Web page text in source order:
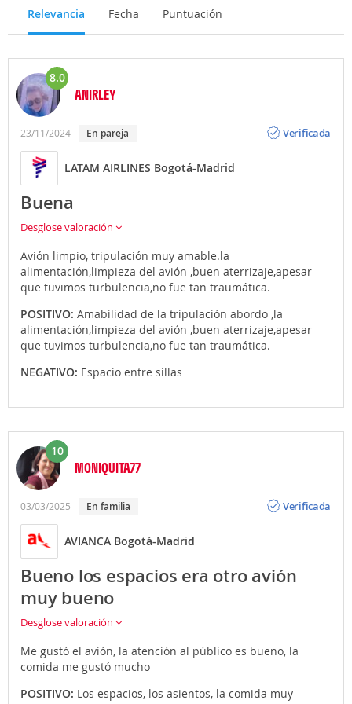
Los autobuses azules urbanos:son una de las
básicamente del Transmilenio en que son más
pequeños y no tienen carril propio. En el aeropuerto
hay varias líneas que te conectan con diversas partes
de la ciudad.
Si quieres ir del aeropuerto de Bogotá al centro de la
ciudad, puedes encontrar la parada de estos
autobuses en la Terminal 1, piso 1, salida 7.
El precio del billete sencillo es apenas algo más barato
que el del Transmilenio. También necesitarás la tarjeta
"TuLlave".
Puedes llegar o salir del aeropuerto en
Atrápalo te ofrece la posibilidad de contratartraslados
privados al realizar la reserva de tu Vuelo + Hotel.
Relevancia Fecha Puntuación
8.0
ANIRLEY
23/11/2024 En pareja
Verificada
LATAM AIRLINES Bogotá-Madrid
Buena
Desglose valoración
Avión limpio, tripulación muy amable.la
alimentación,limpieza del avión ,buen aterrizaje,apesar
que tuvimos turbulencia,no fue tan traumática.
POSITIVO: Amabilidad de la tripulación abordo ,la
alimentación,limpieza del avión ,buen aterrizaje,apesar
que tuvimos turbulencia,no fue tan traumática.
NEGATIVO: Espacio entre sillas
10
MONIQUITA77
03/03/2025 En familia
Verificada
AVIANCA Bogotá-Madrid
Bueno los espacios era otro avión
muy bueno
Desglose valoración
Me gustó el avión, la atención al público es bueno, la
comida me gustó mucho
POSITIVO: Los espacios, los asientos, la comida muy